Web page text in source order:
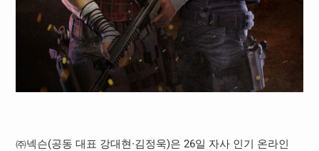
㈜넥슨(공동 대표 강대현∙김정욱)은 26일 자사 인기 온라인